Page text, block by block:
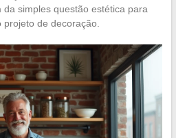
simples questão estética para
de decoração.